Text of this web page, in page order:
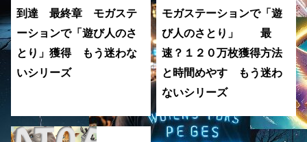
到達 最終章 モガステ
ーションで「遊び人のさ
とり」獲得 もう迷わな
いシリーズ
モガステーションで「遊
び人のさとり」 最
速？１２０万枚獲得方法
と時間めやす もう迷わ
ないシリーズ